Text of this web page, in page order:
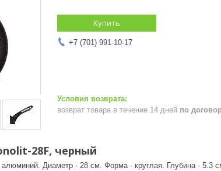
Купить
+7 (701) 991-10-17
возврат товара в течение 14 дней по
28F, черный
Диаметр - 28 см. Форма - круглая. Глубина - 5.3